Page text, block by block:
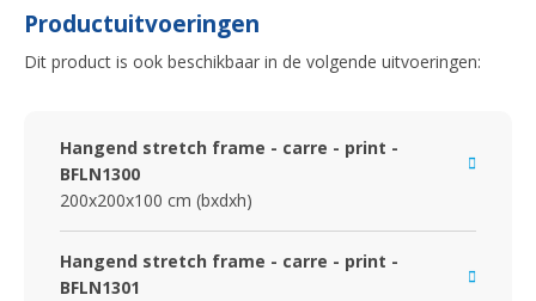
Productuitvoeringen
Dit product is ook beschikbaar in de volgende uitvoeringen:
Hangend stretch frame - carre - print -
BFLN1300
200x200x100 cm (bxdxh)
Hangend stretch frame - carre - print -
BFLN1301